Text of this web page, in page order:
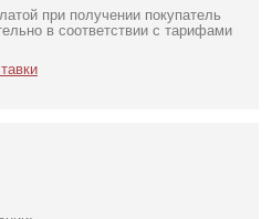
при получении покупатель
в соответствии с тарифами